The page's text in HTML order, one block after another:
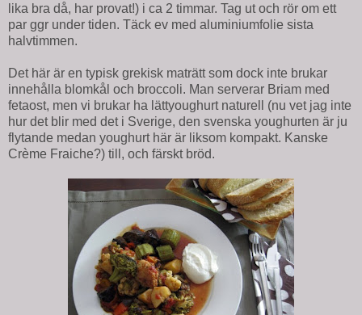
lika bra då, har provat!) i ca 2 timmar. Tag ut och rör om ett
par ggr under tiden. Täck ev med aluminiumfolie sista
halvtimmen.
Det här är en typisk grekisk maträtt som dock inte brukar
innehålla blomkål och broccoli. Man serverar Briam med
fetaost, men vi brukar ha lättyoughurt naturell (nu vet jag inte
hur det blir med det i Sverige, den svenska youghurten är ju
flytande medan youghurt här är liksom kompakt. Kanske
Crème Fraiche?) till, och färskt bröd.